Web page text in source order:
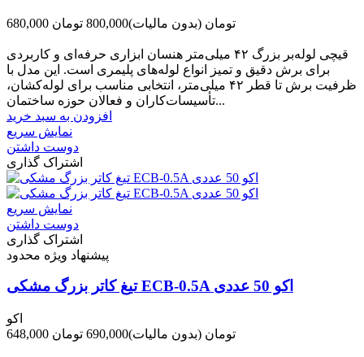
680,000 تومان (بدون مالیات)800,000 تومان
قیچی لوله‌بر بزرگ ۴۲ میلی‌متر هنسان ابزاری حرفه‌ای و کاربردی
برای برش دقیق و تمیز انواع لوله‌های پلیمری است. این مدل با
ظرفیت برش تا قطر ۴۲ میلی‌متر، انتخابی مناسب برای لوله‌کشان،
تأسیسات‌کاران و فعالان حوزه ساختمان...
افزودن به سبد خرید
نمایش سریع
دوست داشتن
اشتراک گذاری
نمایش سریع
دوست داشتن
اشتراک گذاری
پیشنهاد ویژه محدود
تیغ کاتر بزرگ مشکی ECB-0.5A اکو 50 عددی
اکو
648,000 تومان (بدون مالیات)690,000 تومان